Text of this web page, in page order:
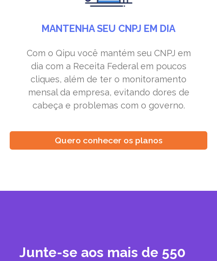
MANTENHA SEU CNPJ EM DIA
Com o Qipu você mantém seu CNPJ em
dia com a Receita Federal em poucos
cliques, além de ter o monitoramento
mensal da empresa, evitando dores de
cabeça e problemas com o governo.
Quero conhecer os planos
Junte-se aos mais de 550